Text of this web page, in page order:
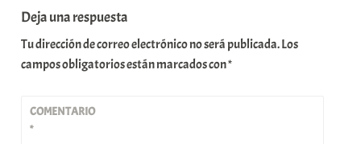
Deja una respuesta
Tu dirección de correo electrónico no será publicada.Los
campos obligatorios están marcados con*
COMENTARIO
*